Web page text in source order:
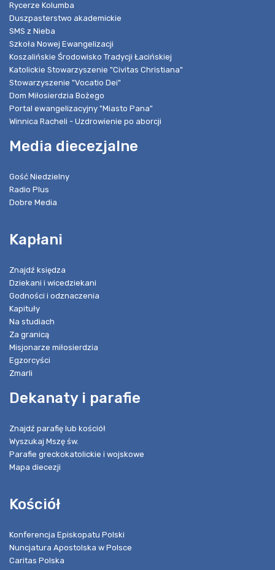
Rycerze Kolumba
Duszpasterstwo akademickie
SMS z Nieba
Szkoła Nowej Ewangelizacji
Koszalińskie Środowisko Tradycji Łacińskiej
Katolickie Stowarzyszenie "Civitas Christiana"
Stowarzyszenie "Vocatio Dei"
Dom Miłosierdzia Bożego
Portal ewangelizacyjny "Miasto Pana"
Winnica Racheli - Uzdrowienie po aborcji
Media diecezjalne
Gość Niedzielny
Radio Plus
Dobre Media
Kapłani
Znajdź księdza
Dziekani i wicedziekani
Godności i odznaczenia
Kapituły
Na studiach
Za granicą
Misjonarze miłosierdzia
Egzorcyści
Zmarli
Dekanaty i parafie
Znajdź parafię lub kościół
Wyszukaj Mszę św.
Parafie greckokatolickie i wojskowe
Mapa diecezji
Kościół
Konferencja Episkopatu Polski
Nuncjatura Apostolska w Polsce
Caritas Polska